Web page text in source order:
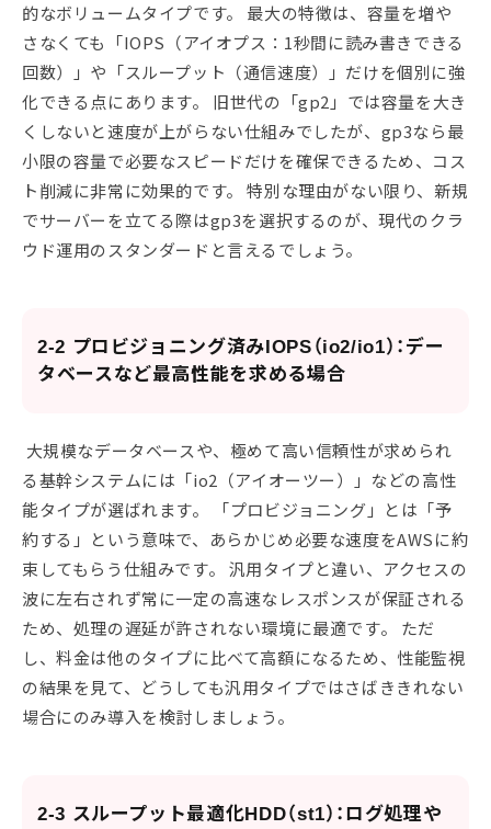
的なボリュームタイプです。 最大の特徴は、容量を増や
さなくても「IOPS（アイオプス：1秒間に読み書きできる
回数）」や「スループット（通信速度）」だけを個別に強
化できる点にあります。 旧世代の「gp2」では容量を大き
くしないと速度が上がらない仕組みでしたが、gp3なら最
小限の容量で必要なスピードだけを確保できるため、コス
ト削減に非常に効果的です。 特別な理由がない限り、新規
でサーバーを立てる際はgp3を選択するのが、現代のクラ
ウド運用のスタンダードと言えるでしょう。
2-2 プロビジョニング済みIOPS（io2/io1）：デー
タベースなど最高性能を求める場合
大規模なデータベースや、極めて高い信頼性が求められ
る基幹システムには「io2（アイオーツー）」などの高性
能タイプが選ばれます。 「プロビジョニング」とは「予
約する」という意味で、あらかじめ必要な速度をAWSに約
束してもらう仕組みです。 汎用タイプと違い、アクセスの
波に左右されず常に一定の高速なレスポンスが保証される
ため、処理の遅延が許されない環境に最適です。 ただ
し、料金は他のタイプに比べて高額になるため、性能監視
の結果を見て、どうしても汎用タイプではさばききれない
場合にのみ導入を検討しましょう。
2-3 スループット最適化HDD（st1）：ログ処理や